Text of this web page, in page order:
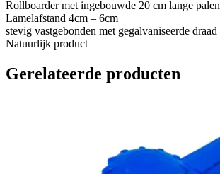
Rollboarder met ingebouwde 20 cm lange palen
Lamelafstand 4cm – 6cm
stevig vastgebonden met gegalvaniseerde draad
Natuurlijk product
Gerelateerde producten